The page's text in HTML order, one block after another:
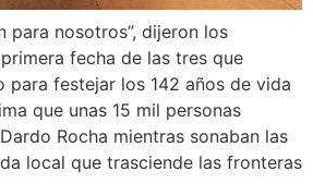
para nosotros”, dijeron los
fecha de las tres que
para festejar los 142 años de vida
que unas 15 mil personas
Rocha mientras sonaban las
local que trasciende las fronteras